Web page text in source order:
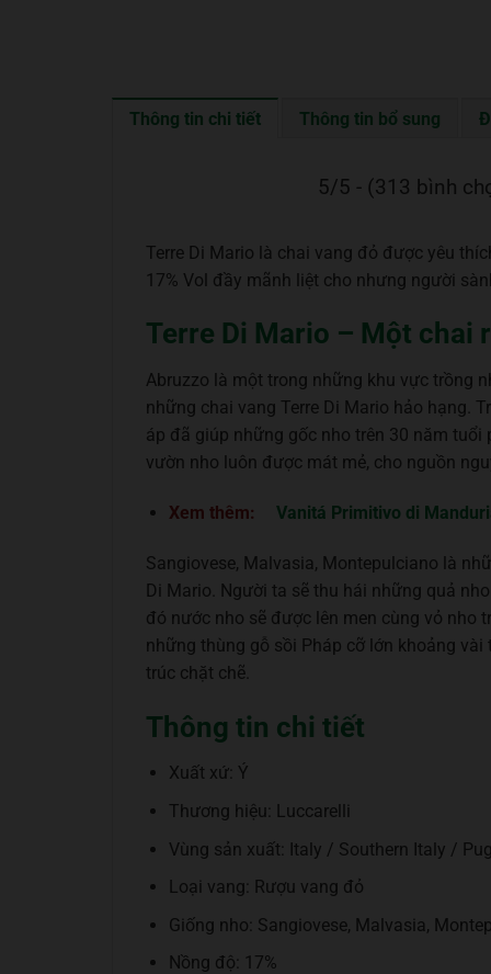
Thông tin chi tiết Thông tin bổ sung
5/5 - (313 bình
Terre Di Mario là chai vang đỏ được yêu
17% Vol đầy mãnh liệt cho nhưng người
Terre Di Mario – Một chai
Abruzzo là một trong những khu vực trồng
những chai vang Terre Di Mario hảo hạng.
áp đã giúp những gốc nho trên 30 năm
vườn nho luôn được mát mẻ, cho nguồn
Xem thêm: Vanitá Primitivo di
Sangiovese, Malvasia, Montepulciano là
Di Mario. Người ta sẽ thu hái những quả
đó nước nho sẽ được lên men cùng vỏ nho
những thùng gỗ sồi Pháp cỡ lớn khoảng
trúc chặt chẽ.
Thông tin chi tiết
Xuất xứ: Ý
Thương hiệu: Luccarelli
Vùng sản xuất: Italy / Southern Italy /
Loại vang: Rượu vang đỏ
Giống nho: Sangiovese, Malvasia,
Nồng độ: 17%